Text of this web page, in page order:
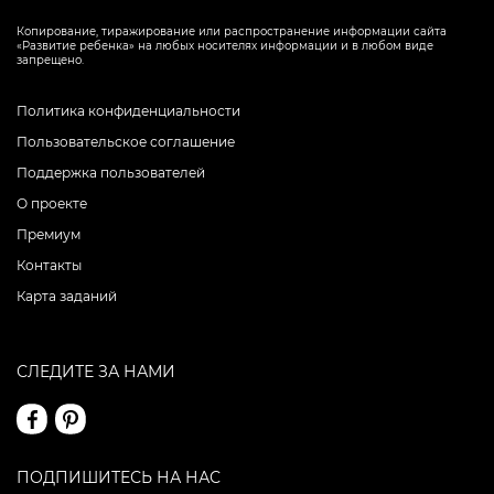
Копирование, тиражирование или распространение информации сайта
«Развитие ребенка» на любых носителях информации и в любом виде
запрещено.
Политика конфиденциальности
Пользовательское соглашение
Поддержка пользователей
О проекте
Премиум
Контакты
Карта заданий
СЛЕДИТЕ ЗА НАМИ
ПОДПИШИТЕСЬ НА НАС